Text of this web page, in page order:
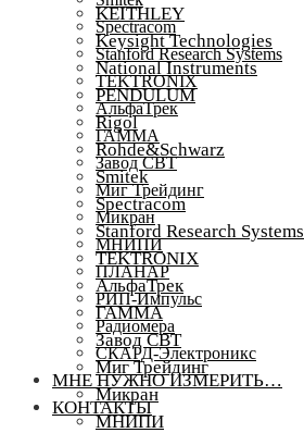
Spectracom
Stanford Research Systems
TEKTRONIX
АльфаТрек
ГАММА
Завод СВТ
Миг Трейдинг
Микран
МНИПИ
ПЛАНАР
РИП-Импульс
Радиомера
СКАРД-Электроникс
МНЕ НУЖНО ИЗМЕРИТЬ…
КОНТАКТЫ
KEITHLEY
Keysight Technologies
National Instruments
PENDULUM
Rigol
Rohde&Schwarz
Smitek
Spectracom
Stanford Research Systems
TEKTRONIX
АльфаТрек
ГАММА
Завод СВТ
Миг Трейдинг
Микран
МНИПИ